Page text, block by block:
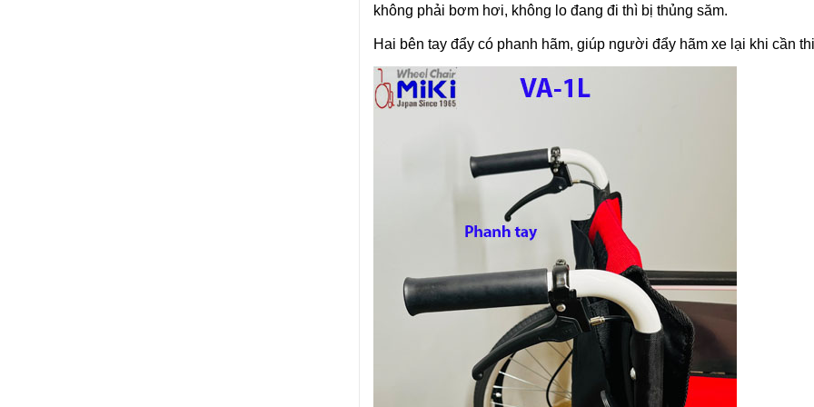
không phải bơm hơi, không lo đang đi thì bị thủng săm.
Hai bên tay đẩy có phanh hãm, giúp người đẩy hãm xe lại khi cần